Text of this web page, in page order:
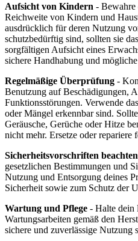
Aufsicht von Kindern - Bewahre
Reichweite von Kindern und
ausdrücklich für deren Nutzung
schutzbedürftig sind, sollten sie
sorgfältigen Aufsicht eines
sichere Handhabung und
Regelmäßige Überprüfung -
Benutzung auf Beschädigungen,
Funktionsstörungen. Verwende
oder Mängel erkennbar sind.
Geräusche, Gerüche oder Hitze
nicht mehr. Ersetze oder repariere
Sicherheitsvorschriften beachten
gesetzlichen Bestimmungen und
Nutzung und Entsorgung deines
Sicherheit sowie zum Schutz der
Wartung und Pflege - Halte dein
Wartungsarbeiten gemäß den
sichere und zuverlässige Nutzung